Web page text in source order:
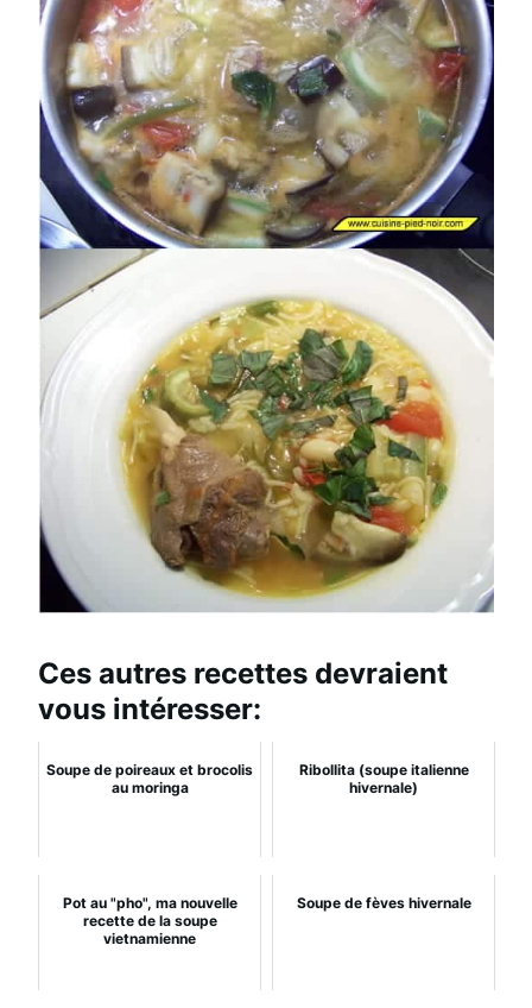
Ces autres recettes devraient
vous intéresser:
Soupe de poireaux et brocolis
au moringa
Ribollita (soupe italienne
hivernale)
Pot au "pho", ma nouvelle
recette de la soupe
vietnamienne
Soupe de fèves hivernale